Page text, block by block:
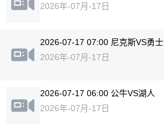
2026年-07月-17日
2026-07-17 07:00 尼克斯VS勇士
2026年-07月-17日
2026-07-17 06:00 公牛VS湖人
2026年-07月-17日